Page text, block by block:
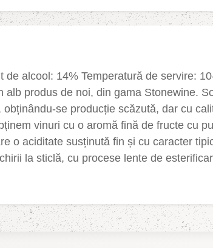
de alcool: 14% Temperatură de servire:
alb produs de noi, din gama Stonewine.
se producție scăzută, dar cu
vinuri cu o aromă fină de fructe cu
o aciditate susținută fin și cu caracter
la sticlă, cu procese lente de